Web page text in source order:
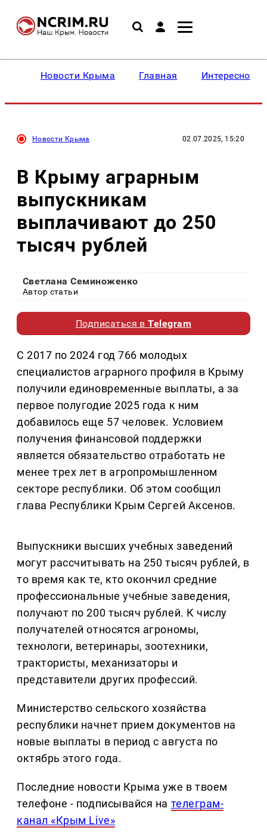
Новости Крыма Главная Интересное
Новости Крыма 02.07.2025, 15:20
В Крыму аграрным
выпускникам
выплачивают до 250
тысяч рублей
Светлана Семиноженко
Автор статьи
Подписаться вTelegram
С 2017 по 2024 год 766 молодых
специалистов аграрного профиля в Крыму
получили единовременные выплаты, а за
первое полугодие 2025 года к ним
добавилось еще 57 человек. Условием
получения финансовой поддержки
является обязательство отработать не
менее трех лет в агропромышленном
секторе республики. Об этом сообщил
глава Республики Крым Сергей Аксенов.
Выпускники высших учебных заведений
могут рассчитывать на 250 тысяч рублей, в
то время как те, кто окончил средние
профессиональные учебные заведения,
получают по 200 тысяч рублей. К числу
получателей относятся агрономы,
технологи, ветеринары, зоотехники,
трактористы, механизаторы и
представители других профессий.
Министерство сельского хозяйства
республики начнет прием документов на
новые выплаты в период с августа по
октябрь этого года.
Последние новости Крыма уже в твоем
телефоне - подписывайся на телеграм-
канал «Крым Live»